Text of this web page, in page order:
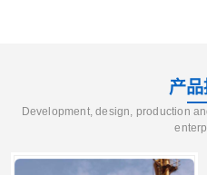
产
Development, design, production